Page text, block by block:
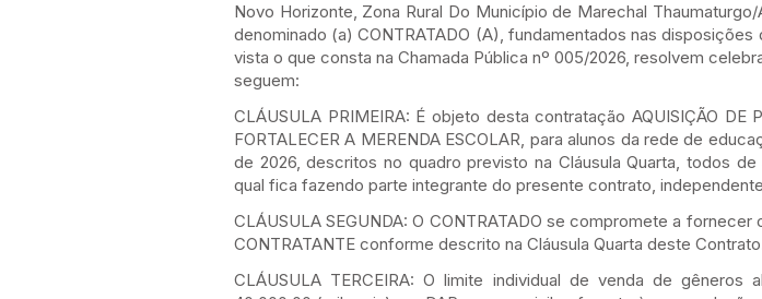
Novo Horizonte, Zona Rural Do Município de Marechal
denominado (a) CONTRATADO (A), fundamentados nas disposições
vista o que consta na Chamada Pública nº 005/2026, resolvem
seguem:
CLÁUSULA PRIMEIRA: É objeto desta contratação AQUISIÇÃO DE
FORTALECER A MERENDA ESCOLAR, para alunos da rede de
de 2026, descritos no quadro previsto na Cláusula Quarta, todos
qual fica fazendo parte integrante do presente contrato,
CLÁUSULA SEGUNDA: O CONTRATADO se compromete a
CONTRATANTE conforme descrito na Cláusula Quarta deste
CLÁUSULA TERCEIRA: O limite individual de venda de gêneros